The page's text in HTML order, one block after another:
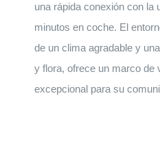
una rápida conexión con la
minutos en coche. El
de un clima agradable y
y flora, ofrece un marco de
excepcional para su